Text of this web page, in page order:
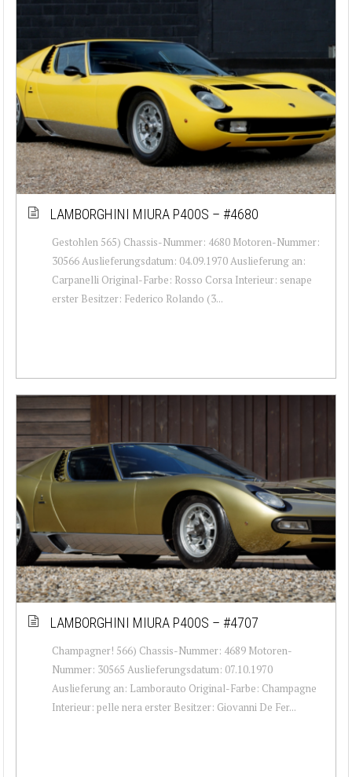
LAMBORGHINI MIURA P400S – #4680
Gestohlen 565) Chassis-Nummer: 4680 Motoren-Nummer:
30566 Auslieferungsdatum: 04.09.1970 Auslieferung an:
Carpanelli Original-Farbe: Rosso Corsa Interieur: senape
erster Besitzer: Federico Rolando (3...
LAMBORGHINI MIURA P400S – #4707
Champagner! 566) Chassis-Nummer: 4689 Motoren-
Nummer: 30565 Auslieferungsdatum: 07.10.1970
Auslieferung an: Lamborauto Original-Farbe: Champagne
Interieur: pelle nera erster Besitzer: Giovanni De Fer...